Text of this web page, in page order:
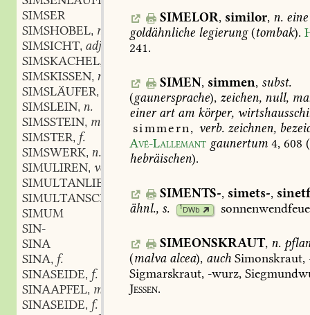
SIMSER
SIMSHOBEL, m.
SIMSICHT, adj.
SIMSKACHEL,
SIMSKISSEN, n.
SIMSLÄUFER,
SIMSLEIN, n.
SIMSSTEIN, m.
SIMSTER, f.
SIMSWERK, n.
SIMULIREN, verb.
SIMULTANLIEBHABER
SIMULTANSCHULE,f.
SIMUM
SIN-
SINA
SINA, f.
SINASEIDE, f.
SINAAPFEL, m.
SINASEIDE, f.
SIMELOR, similor, n. eine
goldähnliche legierung(tombak).
241.
SIMEN, simmen, subst.
(gaunersprache), zeichen, null,
einerartam körper,
simmern, verb.zeichnen,
Avé-Lallemant gaunertum 4, 608 (
hebräischen).
SIMENTS-, simets-,
ähnl., s. 1DWb
SIMEONSKRAUT, n.
(malvaalcea), auch Simonskraut,
Sigmarskraut, -wurz,
Jessen.